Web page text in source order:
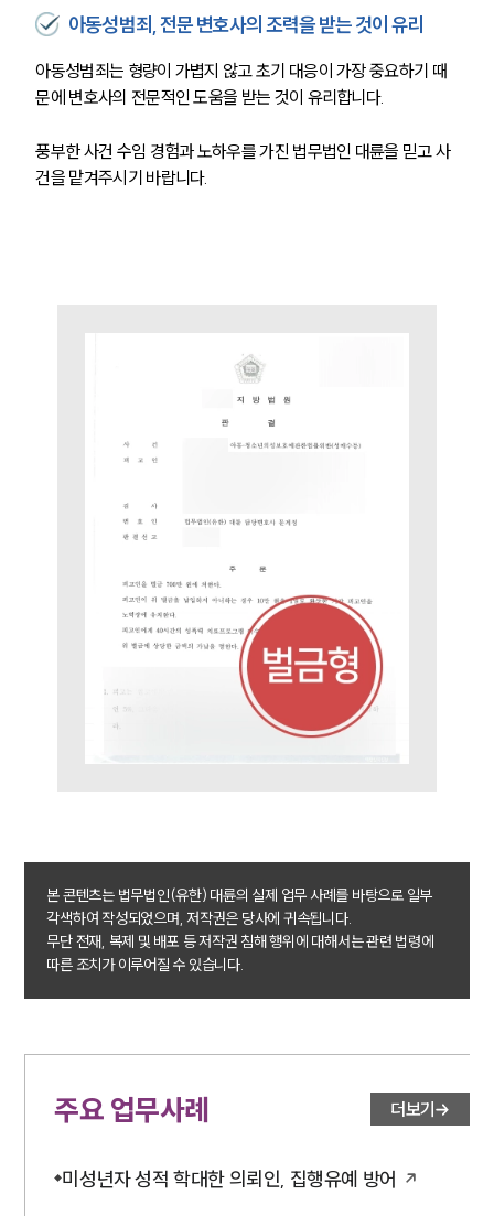
팀소개
팀소개
대륜의 강점
오시는 길
글로벌 파트너 로펌
고객의 소리
통합검색
AI대륜
법률지식인
고객후기
전체
구성원 소개
성범죄전문변호사
아동성범죄, 전문 변호사의 조력을 받는 것이 유리
아동성범죄는 형량이 가볍지 않고 초기 대응이 가장 중요하기 때
문에 변호사의 전문적인 도움을 받는 것이 유리합니다.
풍부한 사건 수임 경험과 노하우를 가진 법무법인 대륜을 믿고 사
건을 맡겨주시기 바랍니다.
본 콘텐츠는 법무법인(유한) 대륜의 실제 업무 사례를 바탕으로 일부
각색하여 작성되었으며, 저작권은 당사에 귀속됩니다.
무단 전재, 복제 및 배포 등 저작권 침해 행위에 대해서는 관련 법령에
따른 조치가 이루어질 수 있습니다.
주요 업무사례 더보기
미성년자 성적 학대한 의뢰인, 집행유예 방어